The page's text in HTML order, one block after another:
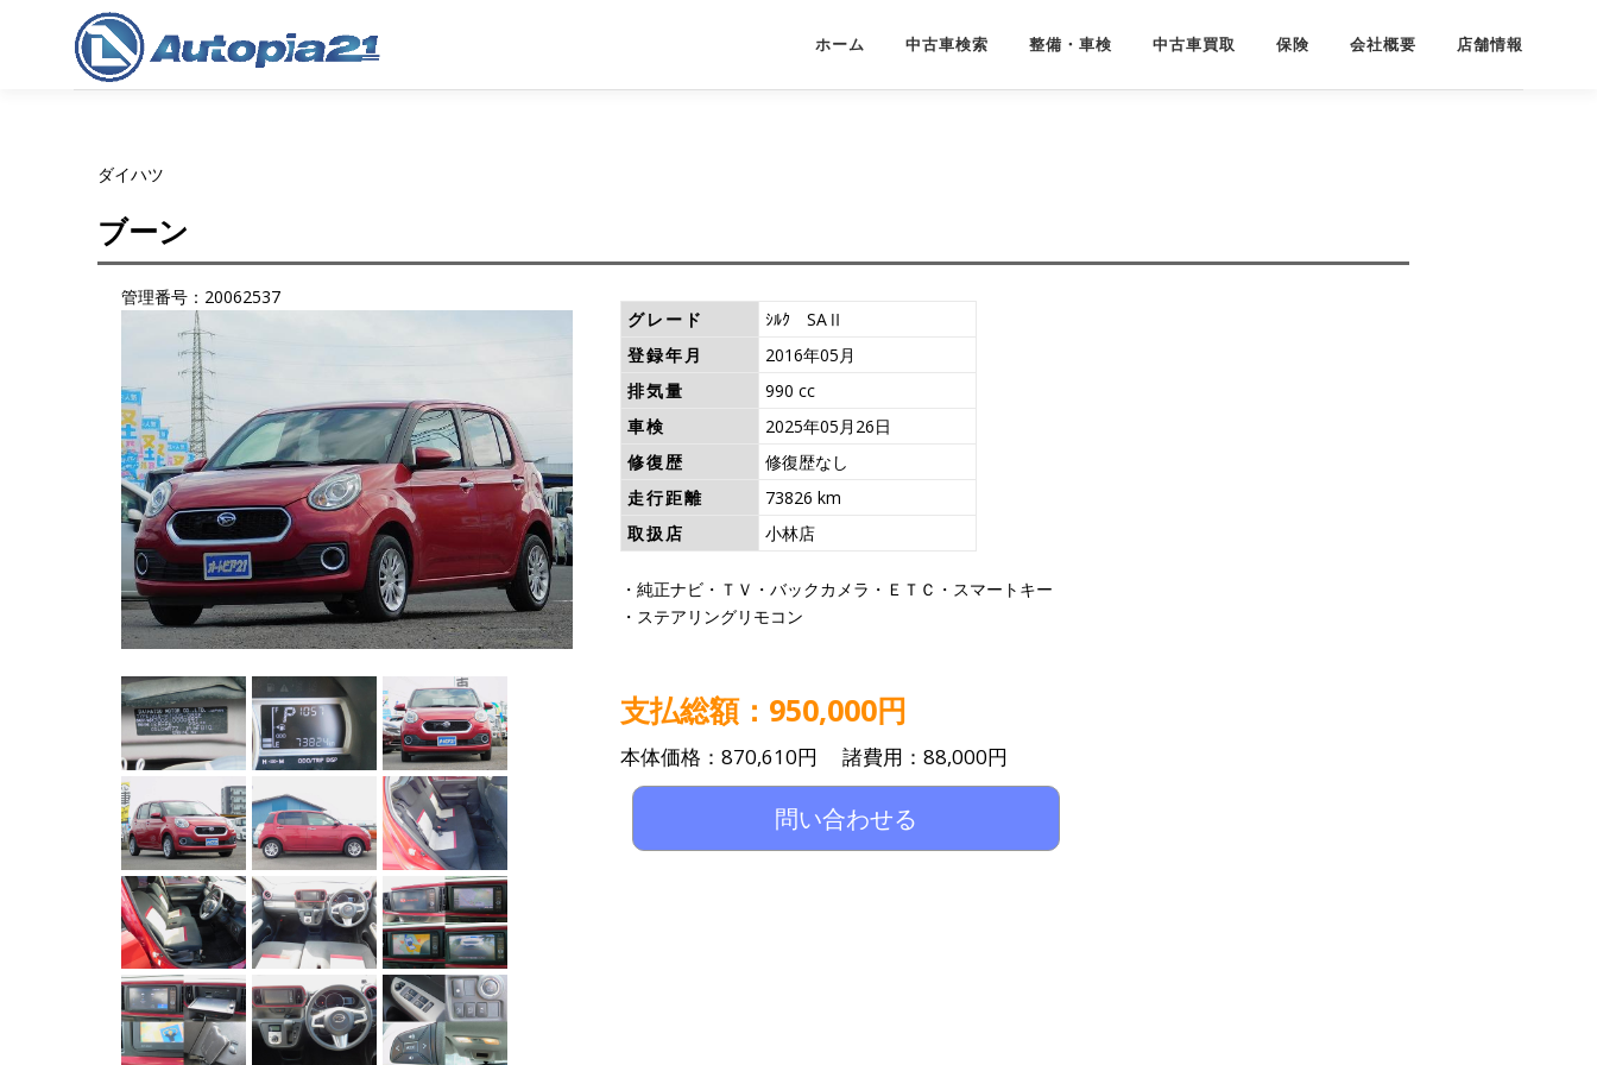
ホーム 中古車検索 整備・車検 中古車買取 保険 会社概要 店舗情報
ダイハツ
ブーン
管理番号：20062537
グレード
ｼﾙｸ SAⅡ
登録年月
2016年05月
排気量
990 cc
車検
2025年05月26日
修復歴
修復歴なし
走行距離
73826 km
取扱店
小林店
・純正ナビ・ＴＶ・バックカメラ・ＥＴＣ・スマートキー
・ステアリングリモコン
支払総額：950,000円
本体価格：870,610円 諸費用：88,000円
問い合わせる